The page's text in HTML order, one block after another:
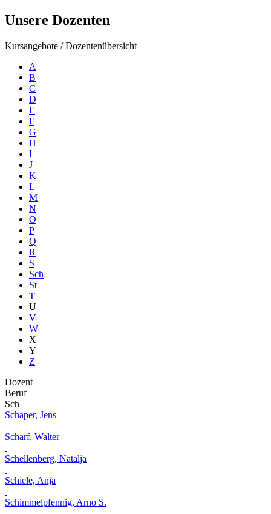
Unsere Dozenten
Kursangebote /Dozentenübersicht
A
B
C
D
E
F
G
H
I
J
K
L
M
N
O
P
Q
R
S
Sch
St
T
U
V
W
X
Y
Z
Dozent
Beruf
Sch
Schaper, Jens
Scharf, Walter
Schellenberg, Natalja
Schiele, Anja
Schimmelpfennig, Arno S.